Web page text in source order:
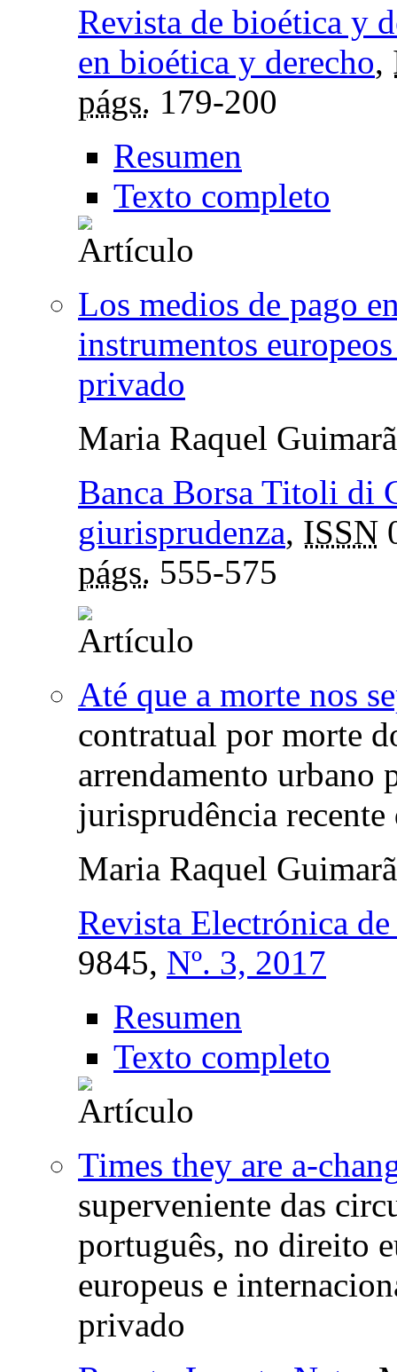
Revista de bioética y
en bioética y derecho,
págs. 179-200
Resumen
Texto completo
Los medios de pago
instrumentos
privado
Maria Raquel
Banca Borsa Titoli di
giurisprudenza, ISSN
págs. 555-575
Até que a morte nos
contratual por morte
arrendamento urbano
jurisprudência
Maria Raquel
Revista Electrónica
9845, Nº. 3, 2017
Resumen
Texto completo
Times they are a-
superveniente das
português, no direito
europeus e
privado